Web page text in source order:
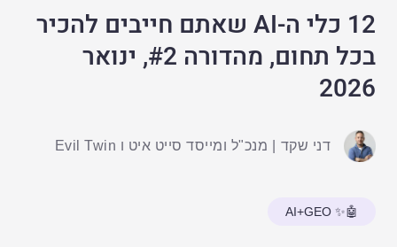
12 כלי ה-AI שאתם חייבים להכיר
בכל תחום, מהדורה #2, ינואר
2026
דני שקד מנכ"ל ומייסד סייט איט ו Evil Twin
🤖✨ AI+GEO